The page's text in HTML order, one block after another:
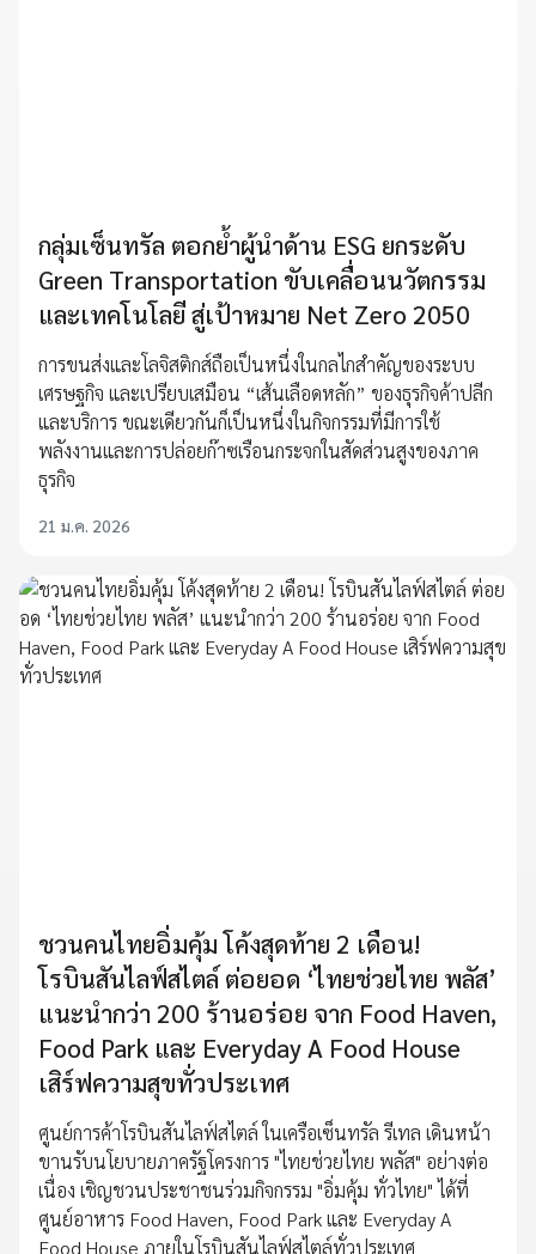
กลุ่มเซ็นทรัล ตอกย้ำผู้นำด้าน ESG ยกระดับ
Green Transportation ขับเคลื่อนนวัตกรรม
และเทคโนโลยี สู่เป้าหมาย Net Zero 2050
การขนส่งและโลจิสติกส์ถือเป็นหนึ่งในกลไกสำคัญของระบบ
เศรษฐกิจ และเปรียบเสมือน “เส้นเลือดหลัก” ของธุรกิจค้าปลีก
และบริการ ขณะเดียวกันก็เป็นหนึ่งในกิจกรรมที่มีการใช้
พลังงานและการปล่อยก๊าซเรือนกระจกในสัดส่วนสูงของภาค
ธุรกิจ
21 ม.ค. 2026
ชวนคนไทยอิ่มคุ้ม โค้งสุดท้าย 2 เดือน!
โรบินสันไลฟ์สไตล์ ต่อยอด ‘ไทยช่วยไทย พลัส’
แนะนำกว่า 200 ร้านอร่อย จาก Food Haven,
Food Park และ Everyday A Food House
เสิร์ฟความสุขทั่วประเทศ
ศูนย์การค้าโรบินสันไลฟ์สไตล์ ในเครือเซ็นทรัล รีเทล เดินหน้า
ขานรับนโยบายภาครัฐโครงการ "ไทยช่วยไทย พลัส" อย่างต่อ
เนื่อง เชิญชวนประชาชนร่วมกิจกรรม "อิ่มคุ้ม ทั่วไทย" ได้ที่
ศูนย์อาหาร Food Haven, Food Park และ Everyday A
Food House ภายในโรบินสันไลฟ์สไตล์ทั่วประเทศ